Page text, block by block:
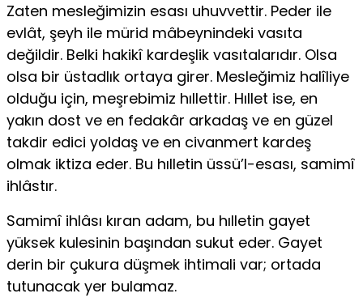
Zaten mesleğimizin esası uhuvvettir. Peder ile
evlât, şeyh ile mürid mâbeynindeki vasıta
değildir. Belki hakikî kardeşlik vasıtalarıdır. Olsa
olsa bir üstadlık ortaya girer. Mesleğimiz halîliye
olduğu için, meşrebimiz hıllettir. Hıllet ise, en
yakın dost ve en fedakâr arkadaş ve en güzel
takdir edici yoldaş ve en civanmert kardeş
olmak iktiza eder. Bu hılletin üssü’l-esası, samimî
ihlâstır.
Samimî ihlâsı kıran adam, bu hılletin gayet
yüksek kulesinin başından sukut eder. Gayet
derin bir çukura düşmek ihtimali var; ortada
tutunacak yer bulamaz.